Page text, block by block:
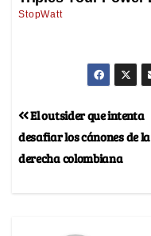
El outsider que intenta
desafiar los cánones de la
derecha colombiana